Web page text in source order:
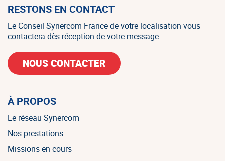
RESTONS EN CONTACT
Le Conseil Synercom France de votre localisation vous
contactera dès réception de votre message.
NOUS CONTACTER
À PROPOS
Le réseau Synercom
Nos prestations
Missions en cours